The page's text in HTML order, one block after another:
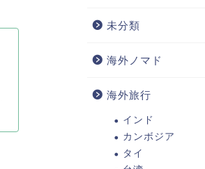
未分類
海外ノマド
海外旅行
インド
カンボジア
タイ